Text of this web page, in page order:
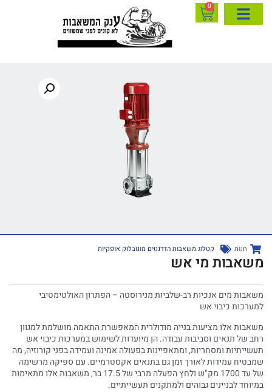
0
חנות קטלוג משאבות הדרנטים מונובלוק אופקיות
משאבות מי אש
משאבות מים אנכיות רב-שלביות מנירוסטה – הפתרון האולטימטיבי
למערכות כיבוי אש
משאבות אלו מציעות בנייה מודולרית המאפשרת התאמה מושלמת למגוון
רחב של תנאים וסביבות עבודה. הן מיועדות לשימוש במערכות כיבוי אש
תעשייתיות ומסחריות, ומתאפיינות בפעולה אמינה ועמידה בפני קורוזיה, מה
שמבטיח עמידות לאורך זמן גם בתנאים אקסטרמיים. עם ספיקה מרשימה
של עד 1700 מק"ש ולחץ הפעלה מרבי של 17.5 בר, משאבות אלו מתאימות
במיוחד לבניינים גבוהים ולמתקנים תעשייתיים.